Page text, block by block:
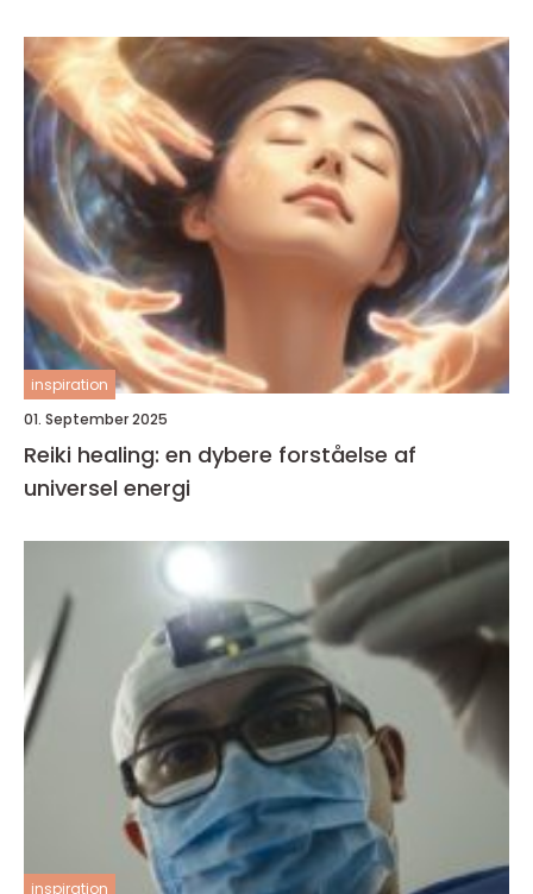
inspiration
01. September 2025
Reiki healing: en dybere forståelse af
universel energi
inspiration